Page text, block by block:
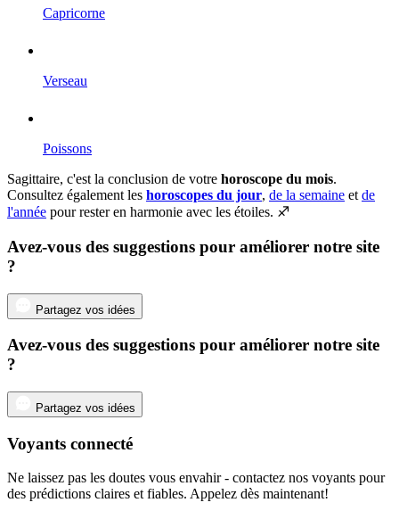
Capricorne
Verseau
Poissons
Sagittaire, c'est la conclusion de votre horoscope du mois.
Consultez également les horoscopes du jour, de la semaine et de
l'année pour rester en harmonie avec les étoiles. ♐️
Avez-vous des suggestions pour améliorer notre site
?
Partagez vos idées
Avez-vous des suggestions pour améliorer notre site
?
Partagez vos idées
Voyants connecté
Ne laissez pas les doutes vous envahir - contactez nos voyants pour
des prédictions claires et fiables. Appelez dès maintenant!